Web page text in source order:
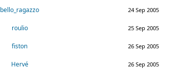
bello_ragazzo 24 Sep 2005
roulio 25 Sep 2005
fiston 26 Sep 2005
Hervé 26 Sep 2005